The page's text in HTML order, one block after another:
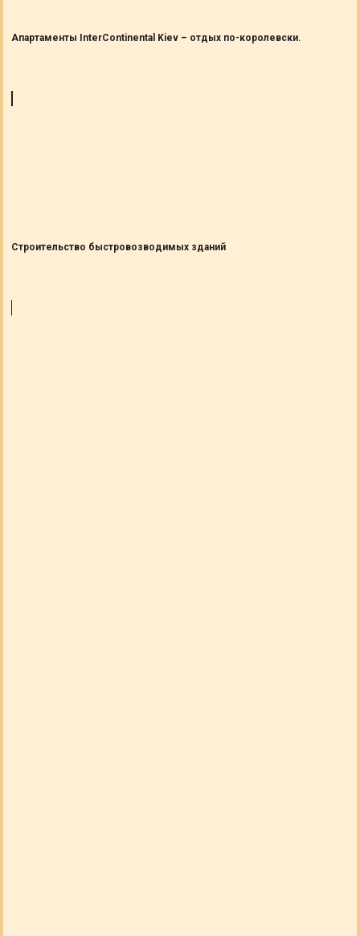
Апартаменты InterContinental Kiev – отдых по-королевски.
Строительство быстровозводимых зданий